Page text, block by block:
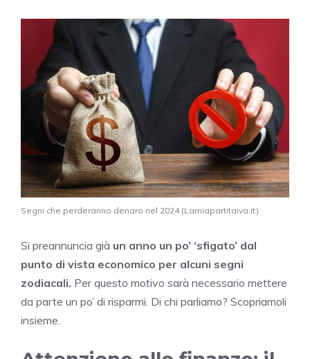
Segni che perderanno denaro nel 2024 (Lamiapartitaiva.it)
Si preannuncia già un anno un po’ ‘sfigato’ dal
punto di vista economico per alcuni segni
zodiacali. Per questo motivo sarà necessario mettere
da parte un po’ di risparmi. Di chi parliamo? Scopriamoli
insieme.